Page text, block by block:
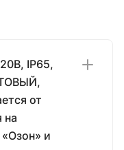
IP65,
от
на
и